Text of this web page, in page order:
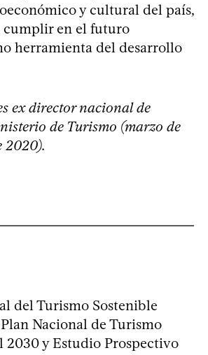
y cultural del país,
cumplir en el futuro
herramienta del desarrollo
ex director nacional de
de Turismo (marzo de
2020).
del Turismo Sostenible
Nacional de Turismo
2030 y Estudio Prospectivo